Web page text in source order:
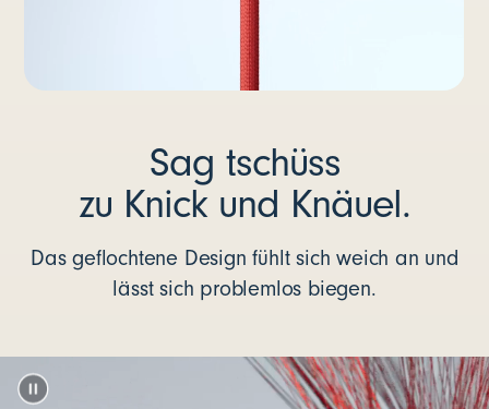
Sag tschüss
zu Knick und Knäuel.
Das geflochtene Design fühlt sich weich an und
lässt sich problemlos biegen.